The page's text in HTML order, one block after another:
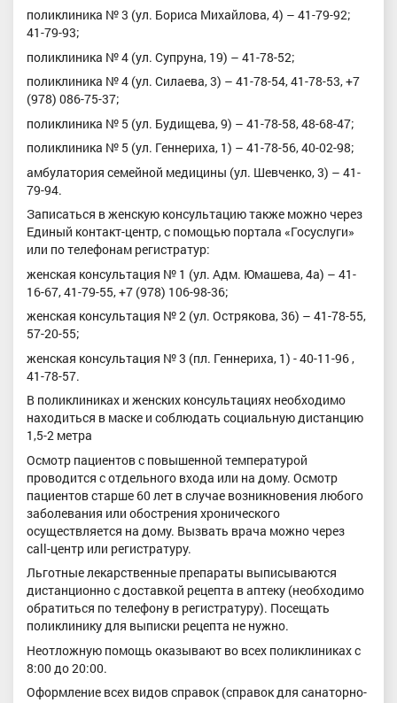
поликлиника № 3 (ул. Бориса Михайлова, 4) – 41-79-92;
41-79-93;
поликлиника № 4 (ул. Супруна, 19) – 41-78-52;
поликлиника № 4 (ул. Силаева, 3) – 41-78-54, 41-78-53, +7
(978) 086-75-37;
поликлиника № 5 (ул. Будищева, 9) – 41-78-58, 48-68-47;
поликлиника № 5 (ул. Геннериха, 1) – 41-78-56, 40-02-98;
амбулатория семейной медицины (ул. Шевченко, 3) – 41-
79-94.
Записаться в женскую консультацию также можно через
Единый контакт-центр, с помощью портала «Госуслуги»
или по телефонам регистратур:
женская консультация № 1 (ул. Адм. Юмашева, 4а) – 41-
16-67, 41-79-55, +7 (978) 106-98-36;
женская консультация № 2 (ул. Острякова, 36) – 41-78-55,
57-20-55;
женская консультация № 3 (пл. Геннериха, 1) - 40-11-96 ,
41-78-57.
В поликлиниках и женских консультациях необходимо
находиться в маске и соблюдать социальную дистанцию
1,5-2 метра
Осмотр пациентов с повышенной температурой
проводится с отдельного входа или на дому. Осмотр
пациентов старше 60 лет в случае возникновения любого
заболевания или обострения хронического
осуществляется на дому. Вызвать врача можно через
call-центр или регистратуру.
Льготные лекарственные препараты выписываются
дистанционно с доставкой рецепта в аптеку (необходимо
обратиться по телефону в регистратуру). Посещать
поликлинику для выписки рецепта не нужно.
Неотложную помощь оказывают во всех поликлиниках с
8:00 до 20:00.
Оформление всех видов справок (справок для санаторно-